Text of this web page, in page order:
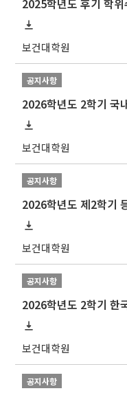
보건대학원
공지사항
2026학년도 2학기 국
보건대학원
공지사항
보건대학원
공지사항
보건대학원
공지사항